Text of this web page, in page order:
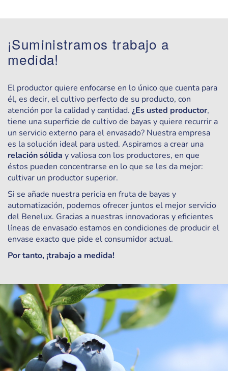
¡Suministramos trabajo a
medida!
El productor quiere enfocarse en lo único que cuenta para
él, es decir, el cultivo perfecto de su producto, con
atención por la calidad y cantidad. ¿Es usted productor,
tiene una superficie de cultivo de bayas y quiere recurrir a
un servicio externo para el envasado? Nuestra empresa
es la solución ideal para usted. Aspiramos a crear una
relación sólida y valiosa con los productores, en que
éstos pueden concentrarse en lo que se les da mejor:
cultivar un productor superior.
Si se añade nuestra pericia en fruta de bayas y
automatización, podemos ofrecer juntos el mejor servicio
del Benelux. Gracias a nuestras innovadoras y eficientes
líneas de envasado estamos en condiciones de producir el
envase exacto que pide el consumidor actual.
Por tanto, ¡trabajo a medida!